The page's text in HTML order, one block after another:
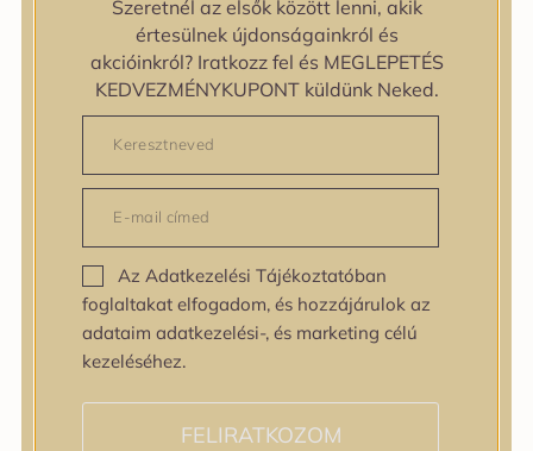
Egyenetlen bőrtextúra
Egyenetlen tónus
Érett bőr
Érzékeny bőr
Fakóság
Feszességvesztés
Pigmentfoltok
Problémás bőr
Ráncok
Sérült barrier
Tág pórusok
Speciális bőrápolás
Tini bőrápolás
Várandósság alatt is
Szeretnél az elsők között lenni, akik
értesülnek újdonságainkról és
akcióinkról? Iratkozz fel és MEGLEPETÉS
KEDVEZMÉNYKUPONT küldünk Neked.
Az Adatkezelési Tájékoztatóban
foglaltakat elfogadom, és hozzájárulok az
adataim adatkezelési-, és marketing célú
kezeléséhez.
FELIRATKOZOM